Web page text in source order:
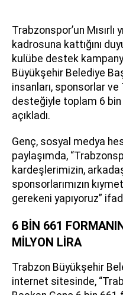
Trabzonspor’un Mısırlı
kadrosuna kattığını
kulübe destek
Büyükşehir Belediye
insanları, sponsorlar
desteğiyle toplam 6 bin
açıkladı.
Genç, sosyal medya
paylaşımda,
kardeşlerimizin,
sponsorlarımızın
gerekeni yapıyoruz”
6 BİN 661
MİLYON LİRA
Trabzon Büyükşehir
internet sitesinde,